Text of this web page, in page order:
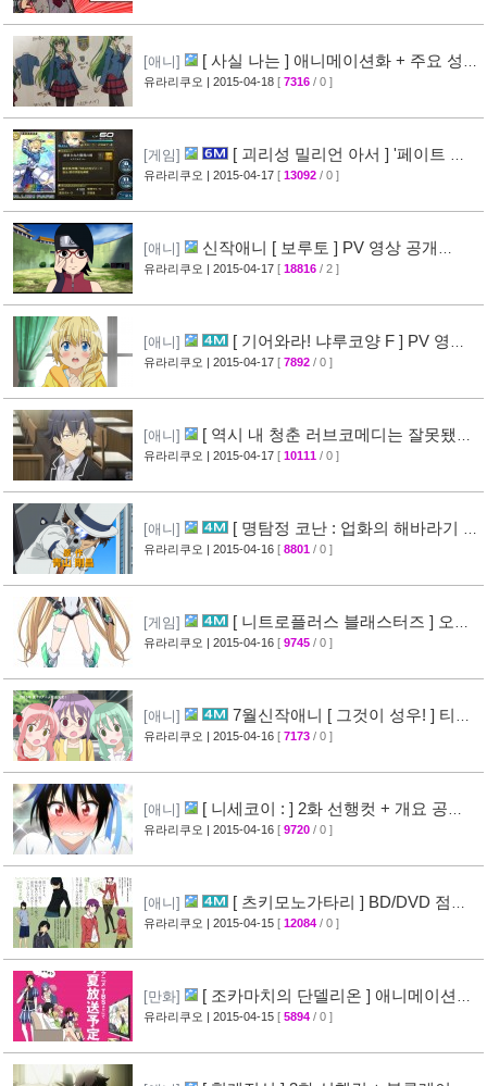
[애니]
[ 사실 나는 ] 애니메이션화 + 주요 성우
진 명단 공개 [32]
유라리쿠오 | 2015-04-18 [ 7316 / 0 ]
[게임]
[ 괴리성 밀리언 아서 ] '페이트 스
테이 나이트' 제휴 이벤트 정보
유라리쿠오 | 2015-04-17 [ 13092 / 0 ]
[애니]
신작애니 [ 보루토 ] PV 영상 공개
(BORUTO) [68]
유라리쿠오 | 2015-04-17 [ 18816 / 2 ]
[애니]
[ 기어와라! 냐루코양 F ] PV 영상
공개 [32]
유라리쿠오 | 2015-04-17 [ 7892 / 0 ]
[애니]
[ 역시 내 청춘 러브코메디는 잘못됐다
속 ] 3화 선행컷 + 개요 공개
유라리쿠오 | 2015-04-17 [ 10111 / 0 ]
[애니]
[ 명탐정 코난 : 업화의 해바라기 ]
CM 영상 공개 [40]
유라리쿠오 | 2015-04-16 [ 8801 / 0 ]
[게임]
[ 니트로플러스 블래스터즈 ] 오프
닝 영상 공개 [32]
유라리쿠오 | 2015-04-16 [ 9745 / 0 ]
[애니]
7월신작애니 [ 그것이 성우! ] 티저
영상 공개
[26]
유라리쿠오 | 2015-04-16 [ 7173 / 0 ]
[애니]
[ 니세코이 : ] 2화 선행컷 + 개요 공
개 [31]
유라리쿠오 | 2015-04-16 [ 9720 / 0 ]
[애니]
[ 츠키모노가타리 ] BD/DVD 점포
특전 일러스트 공개
[35]
유라리쿠오 | 2015-04-15 [ 12084 / 0 ]
[만화]
[ 조카마치의 단델리온 ] 애니메이션화
결정 [24]
유라리쿠오 | 2015-04-15 [ 5894 / 0 ]